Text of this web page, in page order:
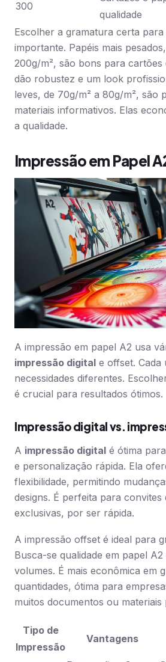
300
qualidade
Escolher a gramatura certa
importante. Papéis mais
200g/m², são bons para cartões
dão robustez e um look
leves, de 70g/m² a 80g/m², são
materiais informativos. Elas
a qualidade.
Impressão em Papel
A impressão em papel A2 usa
impressão digital e offset. Cada
necessidades diferentes.
é crucial para resultados ótimos.
Impressão digital vs.
A impressão digital é ótima
e personalização rápida. Ela
flexibilidade, permitindo
designs. É perfeita para convites
exclusivas, por ser rápida.
A impressão offset é ideal para
Busca-se qualidade em papel A2
volumes. É mais econômica em
quantidades, ótima para
muitos documentos ou materiais
Tipo de
Impressão
Vantagens